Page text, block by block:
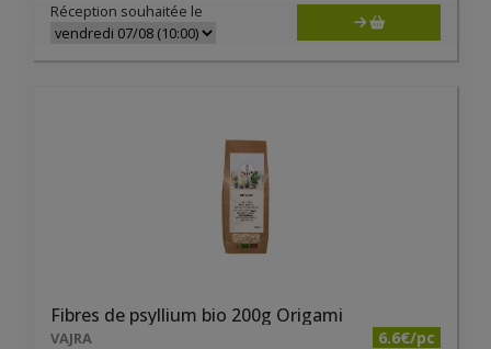
Réception souhaitée le
Fibres de psyllium bio 200g Origami
VAJRA 6.6€/pc